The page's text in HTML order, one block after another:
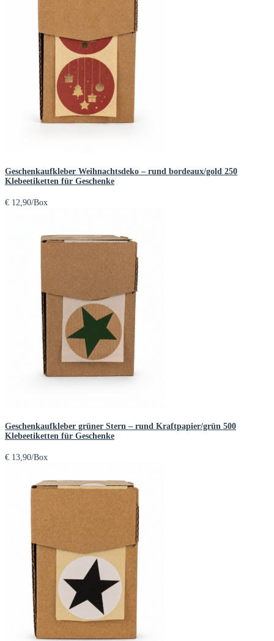
Geschenkaufkleber Weihnachtsdeko – rund bordeaux/gold 250
Klebeetiketten für Geschenke
€ 12,90/Box
Geschenkaufkleber grüner Stern – rund Kraftpapier/grün 500
Klebeetiketten für Geschenke
€ 13,90/Box